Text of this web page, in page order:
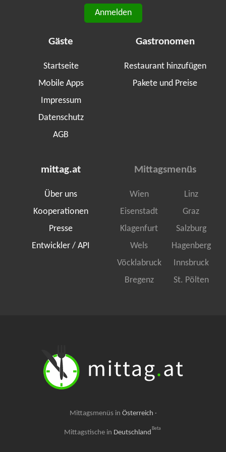
Anmelden
Gäste
Startseite
Mobile Apps
Impressum
Datenschutz
AGB
Gastronomen
Restaurant hinzufügen
Pakete und Preise
mittag.at
Über uns
Kooperationen
Presse
Entwickler / API
Mittagsmenüs
Wien
Linz
Eisenstadt
Graz
Klagenfurt
Salzburg
Wels
Hagenberg
Vöcklabruck
Innsbruck
Bregenz
St. Pölten
Mittagsmenüs in Österreich ·
Mittagstische in Deutschland Beta